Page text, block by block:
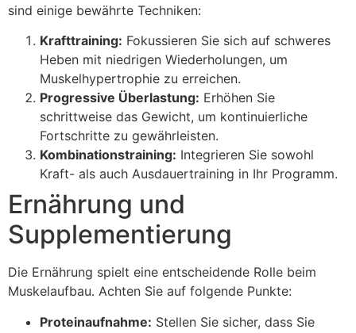
sind einige bewährte Techniken:
Krafttraining: Fokussieren Sie sich auf schweres
Heben mit niedrigen Wiederholungen, um
Muskelhypertrophie zu erreichen.
Progressive Überlastung: Erhöhen Sie
schrittweise das Gewicht, um kontinuierliche
Fortschritte zu gewährleisten.
Kombinationstraining: Integrieren Sie sowohl
Kraft- als auch Ausdauertraining in Ihr Programm.
Ernährung und
Supplementierung
Die Ernährung spielt eine entscheidende Rolle beim
Muskelaufbau. Achten Sie auf folgende Punkte:
Proteinaufnahme: Stellen Sie sicher, dass Sie